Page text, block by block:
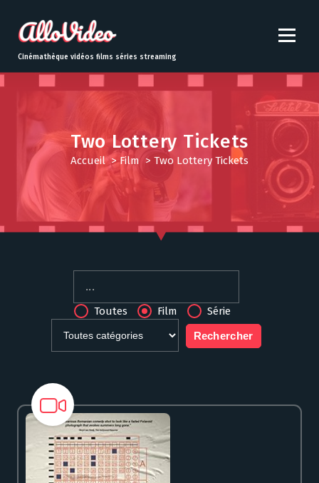
t
o
Cinémathèque vidéos films séries streaming
Two Lottery Tickets
Accueil>Film> Two Lottery Tickets
Toutes Film Série